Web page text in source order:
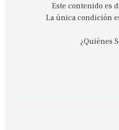
Este contenido es
La única condición
¿Quiénes